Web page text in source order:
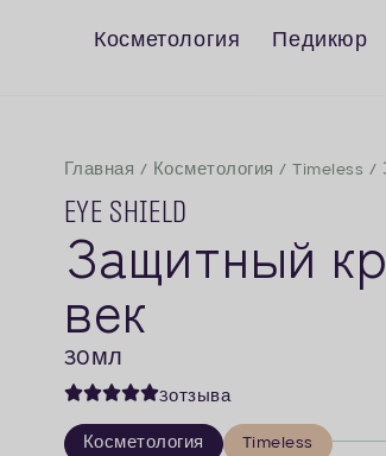
Косметология Педикюр
Главная / Косметология /Timeless /
Eye Shield
Защитный
век
30мл
3отзыва
Косметология Timeless